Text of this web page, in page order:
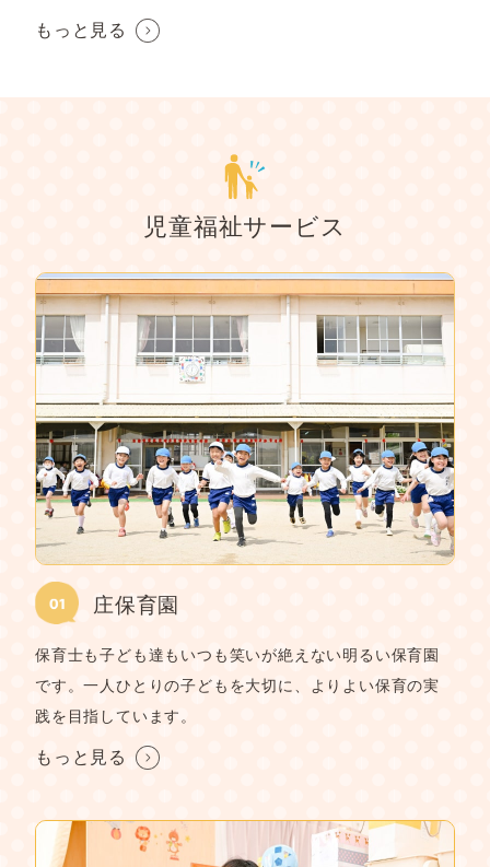
もっと見る
児童福祉サービス
庄保育園
保育士も子ども達もいつも笑いが絶えない明るい保育園
です。一人ひとりの子どもを大切に、よりよい保育の実
践を目指しています。
もっと見る